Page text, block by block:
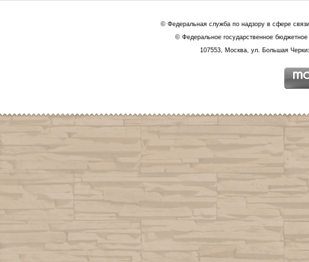
© Федеральная служба по надзору в сфере
© Федеральное государственное
107553, Москва, ул. Большая